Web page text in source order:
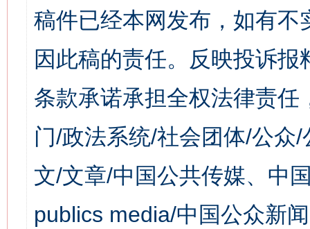
稿件已经本网发布，如有
因此稿的责任。反映投诉
条款承诺承担全权法律责
门/政法系统/社会团体/公众
文/文章/中国公共传媒、中
publics media/中国公众新